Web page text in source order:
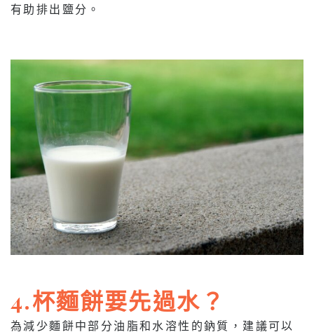
有助排出鹽分。
4.杯麵餅要先過水？
為減少麵餅中部分油脂和水溶性的鈉質，建議可以